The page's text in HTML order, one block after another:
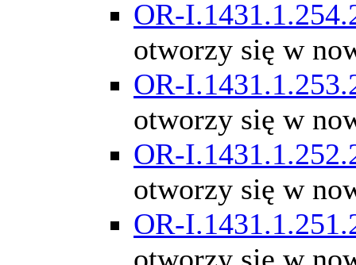
OR-
otworzy się w
OR-
otworzy się w
OR-
otworzy się w
OR-